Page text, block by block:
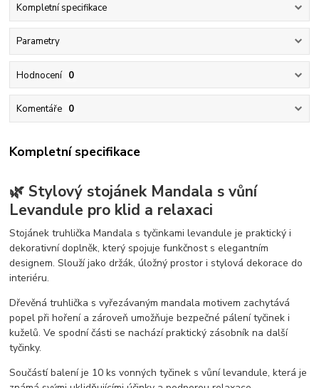
Kompletní specifikace
Parametry
Hodnocení 0
Komentáře 0
Kompletní specifikace
🌿 Stylový stojánek Mandala s vůní
Levandule pro klid a relaxaci
Stojánek truhlička Mandala s tyčinkami levandule je praktický i
dekorativní doplněk, který spojuje funkčnost s elegantním
designem. Slouží jako držák, úložný prostor i stylová dekorace do
interiéru.
Dřevěná truhlička s vyřezávaným mandala motivem zachytává
popel při hoření a zároveň umožňuje bezpečné pálení tyčinek i
kuželů. Ve spodní části se nachází praktický zásobník na další
tyčinky.
Součástí balení je 10 ks vonných tyčinek s vůní levandule, která je